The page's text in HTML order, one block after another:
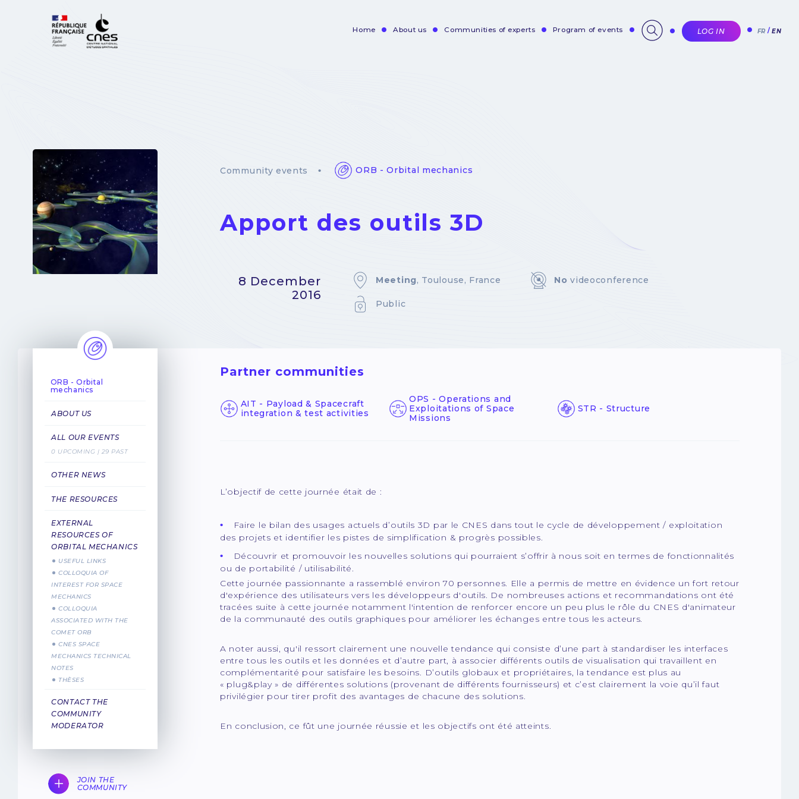
Home About us Communities of experts Program of events LOG IN FR EN
Community events ORB - Orbital mechanics
Apport des outils 3D
8 December
2016
Meeting, Toulouse, France No videoconference
Public
ORB - Orbital
mechanics
ABOUT US
ALL OUR EVENTS
0 UPCOMING | 29 PAST
OTHER NEWS
THE RESOURCES
EXTERNAL
RESOURCES OF
ORBITAL MECHANICS
USEFUL LINKS
COLLOQUIA OF
INTEREST FOR SPACE
MECHANICS
COLLOQUIA
ASSOCIATED WITH THE
COMET ORB
CNES SPACE
MECHANICS TECHNICAL
NOTES
THÈSES
CONTACT THE
COMMUNITY
MODERATOR
JOIN THE
COMMUNITY
Partner communities
AIT - Payload & Spacecraft
integration & test activities
OPS - Operations and
Exploitations of Space
Missions
STR - Structure
L’objectif de cette journée était de :
Faire le bilan des usages actuels d’outils 3D par le CNES dans tout le cycle de développement / exploitation
des projets et identifier les pistes de simplification & progrès possibles.
Découvrir et promouvoir les nouvelles solutions qui pourraient s’offrir à nous soit en termes de fonctionnalités
ou de portabilité / utilisabilité.
Cette journée passionnante a rassemblé environ 70 personnes. Elle a permis de mettre en évidence un fort retour
d'expérience des utilisateurs vers les développeurs d'outils. De nombreuses actions et recommandations ont été
tracées suite à cette journée notamment l'intention de renforcer encore un peu plus le rôle du CNES d'animateur
de la communauté des outils graphiques pour améliorer les échanges entre tous les acteurs.
A noter aussi, qu'il ressort clairement une nouvelle tendance qui consiste d’une part à standardiser les interfaces
entre tous les outils et les données et d’autre part, à associer différents outils de visualisation qui travaillent en
complémentarité pour satisfaire les besoins. D’outils globaux et propriétaires, la tendance est plus au
« plug&play » de différentes solutions (provenant de différents fournisseurs) et c’est clairement la voie qu’il faut
privilégier pour tirer profit des avantages de chacune des solutions.
En conclusion, ce fût une journée réussie et les objectifs ont été atteints.